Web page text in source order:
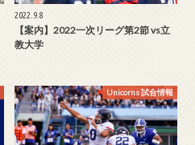
2022.9.8
【案内】2022一次リーグ第2節 vs立
教大学
Unicorns 試合情報